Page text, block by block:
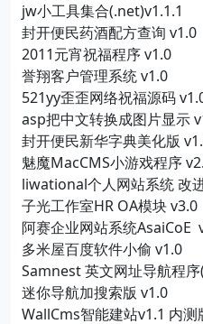
jw小工具集合(.net)v1.1.1
封开便民药酒配方查询 v1.0
2011元宵祝福程序 v1.0
誉翔客户管理系统 v1.0
521yy歪歪网络祝福源码
asp把中文转换成图片显示
封开便民新华字典美化版
魅魔MacCMS小游戏程序
liwational个人网站系统 改
子光工作室HR OA模块 v3.0
阿赛企业网站系统AsaiCoE
多米屋百度软件小偷 v1.0
Samnest 英文网址导航程
迷你导航加搜索版 v1.0
WallCms智能建站v1.1 内测